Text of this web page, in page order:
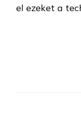
el ezeket a